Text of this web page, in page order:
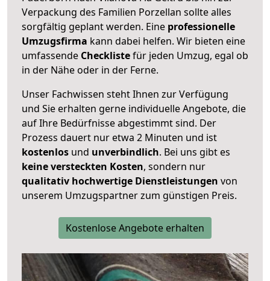
Verpackung des Familien Porzellan sollte alles
sorgfältig geplant werden. Eine professionelle
Umzugsfirma kann dabei helfen. Wir bieten eine
umfassende Checklistefür jeden Umzug, egal ob
in der Nähe oder in der Ferne.
Unser Fachwissen steht Ihnen zur Verfügung
und Sie erhalten gerne individuelle Angebote, die
auf Ihre Bedürfnisse abgestimmt sind. Der
Prozess dauert nur etwa 2 Minuten und ist
kostenlos und unverbindlich. Bei uns gibt es
keine versteckten Kosten, sondern nur
qualitativ hochwertige Dienstleistungen von
unserem Umzugspartner zum günstigen Preis.
Kostenlose Angebote erhalten